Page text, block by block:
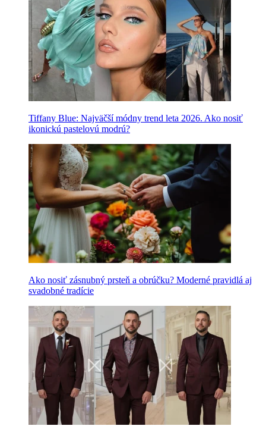
Tiffany Blue: Najväčší módny trend leta 2026. Ako nosiť
ikonickú pastelovú modrú?
Ako nosiť zásnubný prsteň a obrúčku? Moderné pravidlá aj
svadobné tradície